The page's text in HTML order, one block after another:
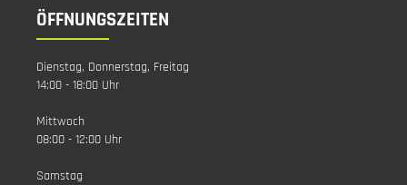
ÖFFNUNGSZEITEN
Dienstag, Donnerstag, Freitag
14:00 - 18:00 Uhr
Mittwoch
08:00 - 12:00 Uhr
Samstag